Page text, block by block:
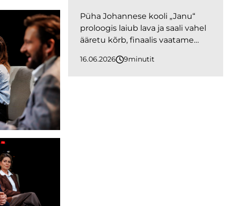
Püha Johannese kooli „Janu“
proloogis laiub lava ja saali vahel
ääretu kõrb, finaalis vaatame…
16.06.2026 9minutit